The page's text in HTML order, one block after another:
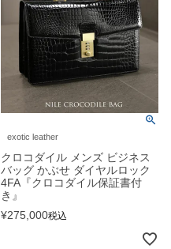
exotic leather
クロコダイル メンズ ビジネス
バッグ かぶせ ダイヤルロック
4FA『クロコダイル保証書付
き』
¥275,000税込